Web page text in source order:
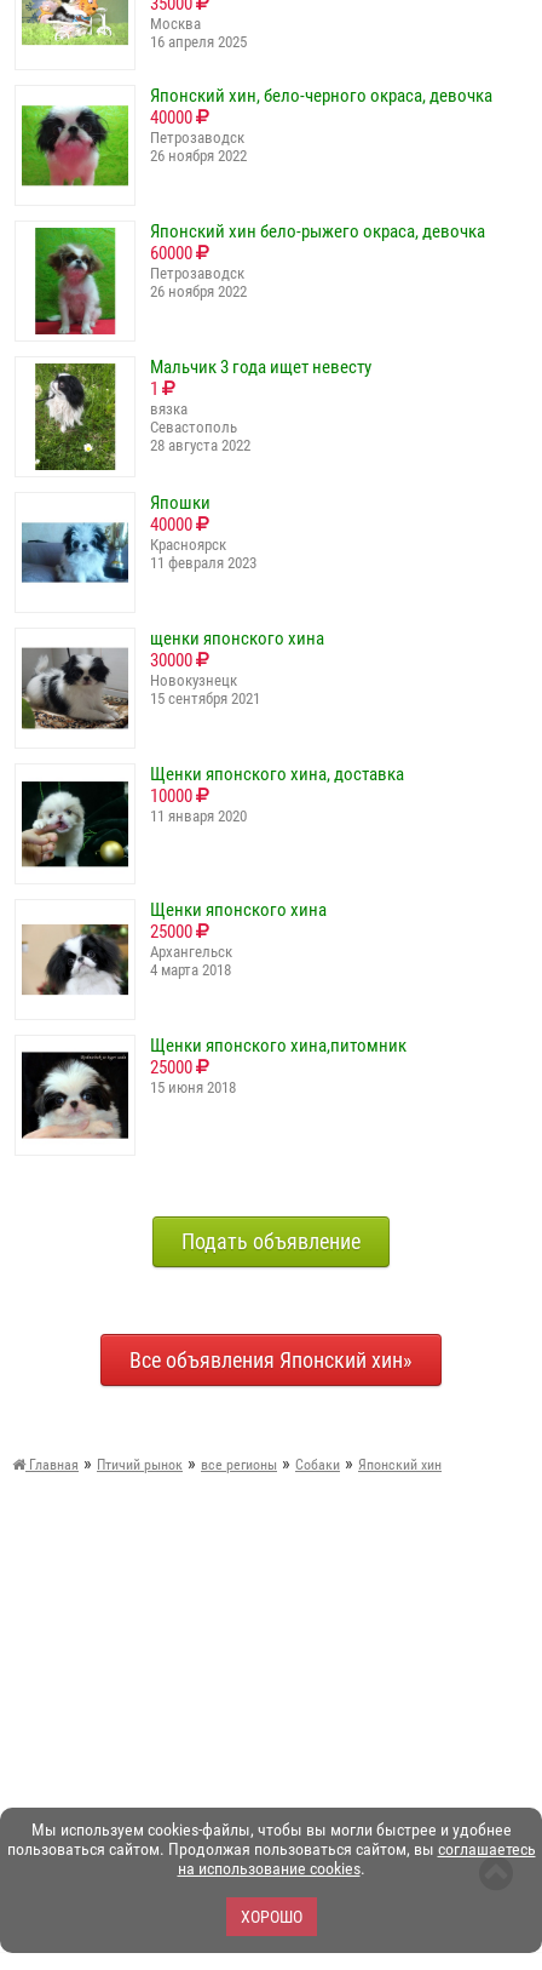
Мы используем cookies-файлы, чтобы вы могли быстрее и удобнее
пользоваться сайтом. Продолжая пользоваться сайтом, вы соглашаетесь
на использование cookies.
ХОРОШО
Москва
16 апреля 2025
Японский хин, бело-черного окраса, девочка
40000
Петрозаводск
26 ноября 2022
Японский хин бело-рыжего окраса, девочка
60000
Петрозаводск
26 ноября 2022
Мальчик 3 года ищет невесту
1
вязка
Севастополь
28 августа 2022
Япошки
40000
Красноярск
11 февраля 2023
щенки японского хина
30000
Новокузнецк
15 сентября 2021
Щенки японского хина, доставка
10000
11 января 2020
Щенки японского хина
25000
Архангельск
4 марта 2018
Щенки японского хина,питомник
25000
15 июня 2018
Подать объявление
Все объявления Японский хин»
Главная » Птичий рынок » все регионы » Собаки » Японский хин